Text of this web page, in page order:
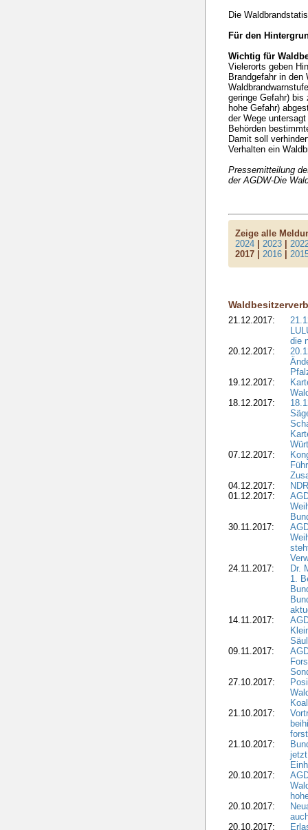
Die
Für den
Wichtig für
Vielerorts geben
Brandgefahr in den
geringe Gefahr) bis
hohe Gefahr)
der Wege
Behörden
Damit soll
Verhalten ein
Pressemitteilung
der AGDW-Die
Zeige alle
2024 |2023 |
2017 |2016 |
21.12.2017:
die
20.12.2017:
19.12.2017:
18.12.2017:
07.12.2017:
04.12.2017:
01.12.2017:
30.11.2017:
24.11.2017:
Dr.
1.
14.11.2017:
09.11.2017:
27.10.2017:
21.10.2017:
21.10.2017:
20.10.2017:
20.10.2017:
20.10.2017: